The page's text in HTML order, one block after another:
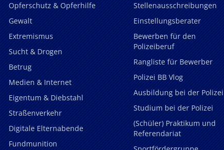
Opferschutz & Opferhilfe
Gewalt
Extremismus
Sucht & Drogen
Betrug
Medien & Internet
Eigentum & Diebstahl
Straßenverkehr
Digitale Elternabende
Fundmunition
Stellenausschreibungen
Einstellungsberater
Bewerben für den
Polizeiberuf
Rangliste für Bewerber
Polizei BB Vlog
Ausbildung bei der Polizei
Studium bei der Polizei
(Schüler) Praktikum und
Referendariat